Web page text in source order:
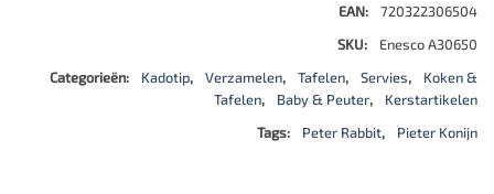
EAN:
720322306504
SKU:
Enesco A30650
Categorieën:
Kadotip, Verzamelen, Tafelen, Servies,
Koken &
Tafelen, Baby & Peuter,
Kerstartikelen
Tags:
Peter Rabbit, Pieter Konijn